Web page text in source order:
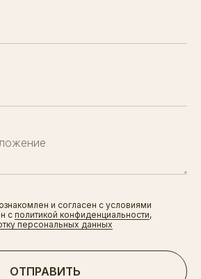
и согласен с условиями
сполитикой конфиденциальности,
персональных данных
ОТПРАВИТЬ